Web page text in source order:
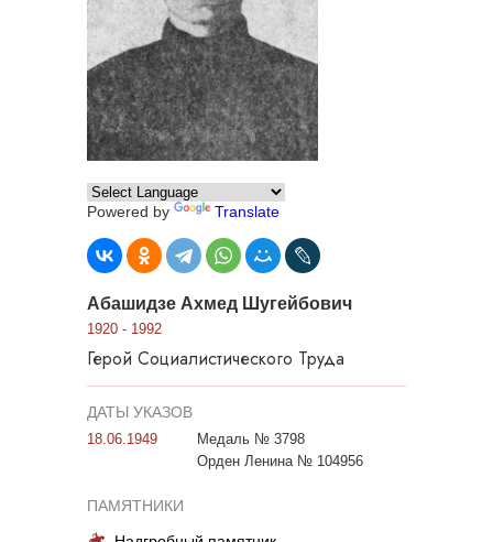
Powered by Translate
Абашидзе Ахмед Шугейбович
1920 - 1992
Герой Социалистического Труда
ДАТЫ УКАЗОВ
18.06.1949
Медаль № 3798
Орден Ленина № 104956
ПАМЯТНИКИ